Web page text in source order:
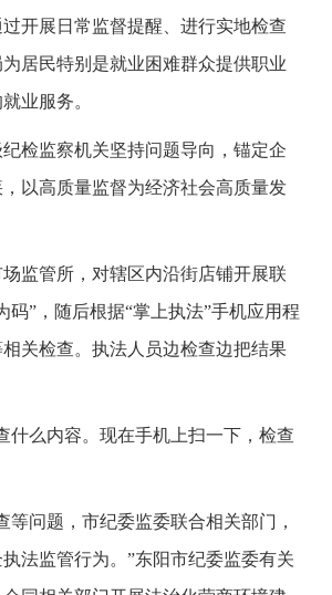
开展日常监督提醒、进行实地检查
居民特别是就业困难群众提供职业
业服务。
检监察机关坚持问题导向，锚定企
以高质量监督为经济社会高质量发
监管所，对辖区内沿街店铺开展联
”，随后根据“掌上执法”手机应用程
关检查。执法人员边检查边把结果
什么内容。现在手机上扫一下，检查
问题，市纪委监委联合相关部门，
法监管行为。”东阳市纪委监委有关